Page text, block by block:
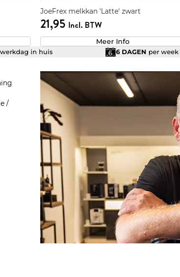
JoeFrex melkkan 'Latte' zwart
21,95 Incl. BTW
Meer Info
in huis 6 DAGEN per week
/